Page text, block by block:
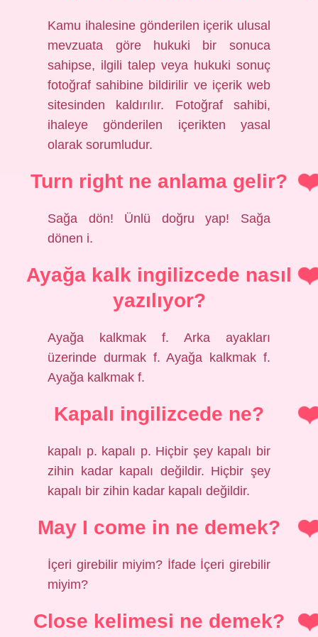
Kamu ihalesine gönderilen içerik ulusal
mevzuata göre hukuki bir sonuca
sahipse, ilgili talep veya hukuki sonuç
fotoğraf sahibine bildirilir ve içerik web
sitesinden kaldırılır. Fotoğraf sahibi,
ihaleye gönderilen içerikten yasal
olarak sorumludur.
Turn right ne anlama gelir?
Sağa dön! Ünlü doğru yap! Sağa
dönen i.
Ayağa kalk ingilizcede nasıl
yazılıyor?
Ayağa kalkmak f. Arka ayakları
üzerinde durmak f. Ayağa kalkmak f.
Ayağa kalkmak f.
Kapalı ingilizcede ne?
kapalı p. kapalı p. Hiçbir şey kapalı bir
zihin kadar kapalı değildir. Hiçbir şey
kapalı bir zihin kadar kapalı değildir.
May I come in ne demek?
İçeri girebilir miyim? İfade İçeri girebilir
miyim?
Close kelimesi ne demek?